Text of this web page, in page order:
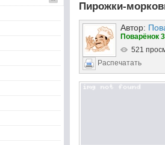
Пирожки-
Автор:
Поварёнок
521
Распечатать